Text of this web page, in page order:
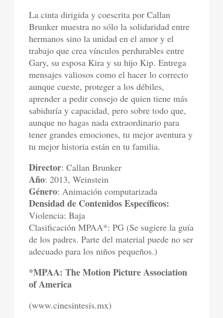
La cinta dirigida y coescrita por Callan
Brunker muestra no sólo la solidaridad entre
hermanos sino la unidad en el amor y el
trabajo que crea vínculos perdurables entre
Gary, su esposa Kira y su hijo Kip. Entrega
mensajes valiosos como el hacer lo correcto
aunque cueste, proteger a los débiles,
aprender a pedir consejo de quien tiene más
sabiduría y capacidad, pero sobre todo que,
aunque no hagas nada extraordinario para
tener grandes emociones, tu mejor aventura y
tu mejor historia están en tu familia.
Director: Callan Brunker
Año: 2013, Weinstein
Género: Animación computarizada
Densidad de Contenidos Específicos:
Violencia: Baja
Clasificación MPAA*: PG (Se sugiere la guía
de los padres. Parte del material puede no ser
adecuado para los niños pequeños.)
*MPAA: The Motion Picture Association
of America
(www.cinesintesis.mx)